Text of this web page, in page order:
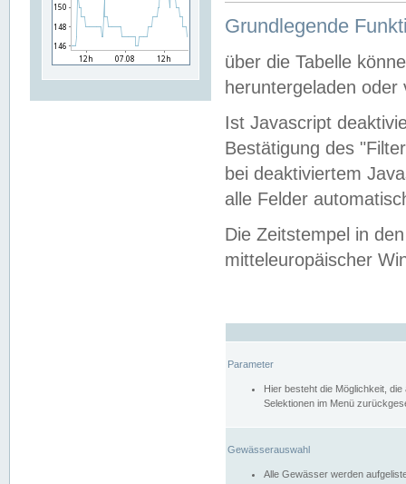
Grundlegende
über die Tabelle
heruntergeladen oder
Ist Javascript
Bestätigung des
bei deaktiviertem
alle Felder
Die Zeitstempel in
mitteleuropäischer
Parameter
Hier besteht die Möglichkeit,
Selektionen im Menü
Gewässerauswahl
Alle Gewässer werden